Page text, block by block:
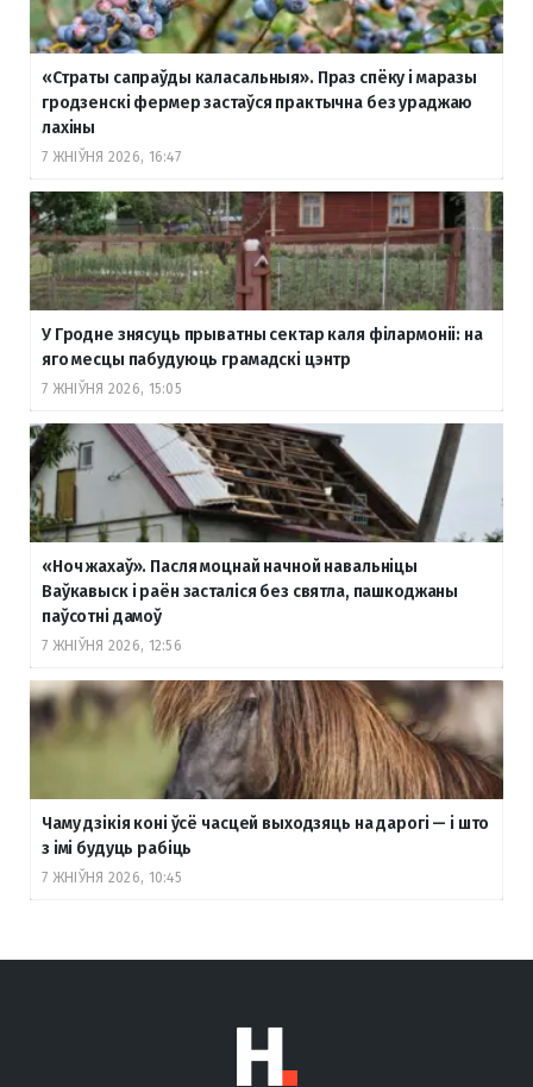
«Страты сапраўды каласальныя». Праз спёку і маразы
гродзенскі фермер застаўся практычна без ураджаю
лахіны
7 ЖНІЎНЯ 2026, 16:47
У Гродне знясуць прыватны сектар каля філармоніі: на
яго месцы пабудуюць грамадскі цэнтр
7 ЖНІЎНЯ 2026, 15:05
«Ноч жахаў». Пасля моцнай начной навальніцы
Ваўкавыск і раён засталіся без святла, пашкоджаны
паўсотні дамоў
7 ЖНІЎНЯ 2026, 12:56
Чаму дзікія коні ўсё часцей выходзяць на дарогі — і што
з імі будуць рабіць
7 ЖНІЎНЯ 2026, 10:45